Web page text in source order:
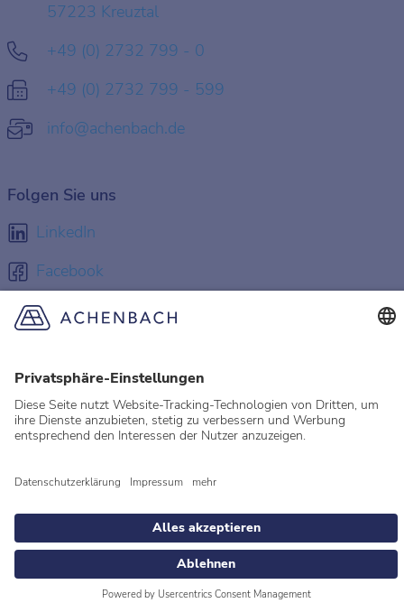
57223 Kreuztal
+49 (0) 2732 799 - 0
+49 (0) 2732 799 - 599
info@achenbach.de
Folgen Sie uns
LinkedIn
Facebook
Instagram
Rechtliche Hinweise Impressum
Datenschutzeinstellungen